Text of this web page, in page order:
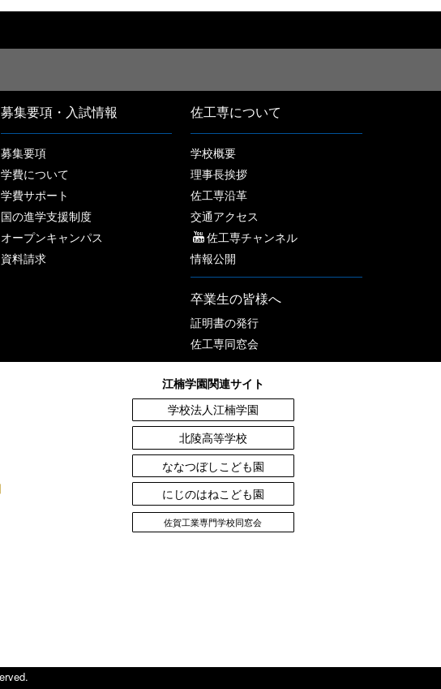
募集要項・入試情報
募集要項
学費について
学費サポート
国の進学支援制度
オープンキャンパス
資料請求
佐工専について
学校概要
理事長挨拶
佐工専沿革
交通アクセス
佐工専チャンネル
情報公開
卒業生の皆様へ
証明書の発行
佐工専同窓会
江楠学園関連サイト
学校法人江楠学園
北陵高等学校
ななつぼしこども園
にじのはねこども園
佐賀工業専門学校同窓会